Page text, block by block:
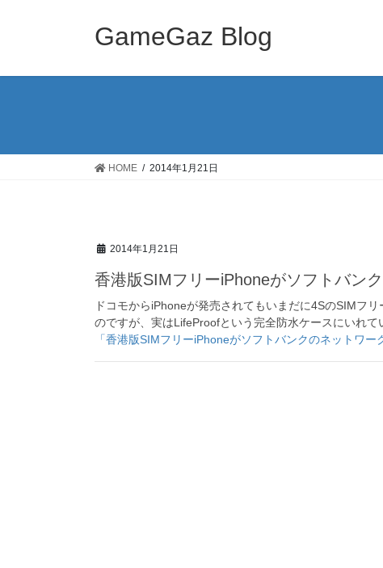
GameGaz Blog
HOME 2014年1月21日
2014年1月21日
香港版SIMフリーiPhoneがソフトバン
ドコモからiPhoneが発売されてもいまだに4SのSIMフ
のですが、実はLifeProofという完全防水ケースにいれ
「香港版SIMフリーiPhoneがソフトバンクのネットワ